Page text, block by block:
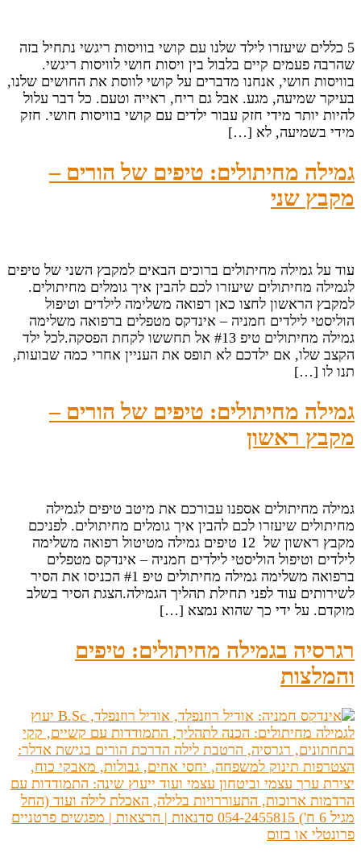
5 כללים שיעזרו לילד שלנו עם קושי בוויסות ריגשי נתחיל בזה
שהרבה פעמים קיים בלבול בין ויסות חושי לוויסות ריגשי.
בוויסות חושי, אנחנו מדברים על קושי לווסת את החושים שלנו,
בעיקר שמיעה, מגע. אבל גם ריח, ראייה וטעם. כל דבר עלול
להיות יותר מידי חזק עבור ילדים עם קושי בוויסות חושי. חזק
מידי בשמיעה, לא […]
גמילה מחיתולים: טיפים של הורים –
מקבץ שני
עוד על גמילה מחיתולים ברוכים הבאים למקבץ השני של טיפים
לגמילה מחיתולים שיעזרו לכם להבין איך גומלים מחיתולים.
למקבץ הראשון לחצו כאן רפואה משלימה לילדים וטיפול
הוליסטי לילדים חמניה – אינדקס מטפלים ברפואה משלימה
גמילה מחיתולים טיפ #13 אל תחששו לקחת הפסקה.לכל ילד
הקצב שלו, אם ילדכם לא תופס את העניין אחרי כמה שבועות,
תנו לו […]
גמילה מחיתולים: טיפים של הורים –
מקבץ ראשון
גמילה מחיתולים אספנו עבורכם את מיטב טיפים לגמילה
מחיתולים שיעזרו לכם להבין איך גומלים מחיתולים. לפניכם
מקבץ ראשון של 12 טיפים גמילה מטיטול רפואה משלימה
לילדים וטיפול הוליסטי לילדים חמניה – אינדקס מטפלים
ברפואה משלימה גמילה מחיתולים טיפ #1 הכניסו את הסיר
לשירותים עוד לפני תחילת תהליך הגמילה.הצגת הסיר בשלב
מוקדם. על ידי כך שהוא נמצא […]
רגרסיה בגמילה מחיתולים: טיפים
והמלצות